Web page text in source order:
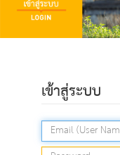
เข้าสู่ระบบ